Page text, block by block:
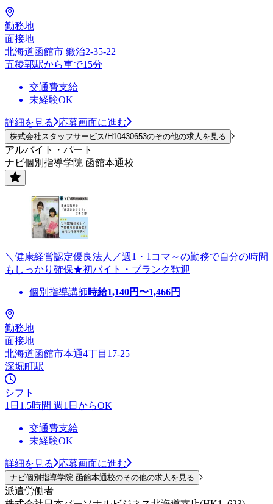
勤務地
面接地
北海道函館市 鍛治2-35-22
五稜郭駅から車で15分
交通費支給
未経験OK
詳細を見る 応募画面に進む
株式会社スタッフサービス/H10430653のその他の求人を見る
アルバイト・パート
ナビ個別指導学院 函館本通校
＼健康経営認定優良法人／週1・1コマ～の勤務で自分の時間
もしっかり確保★初バイト・ブランク歓迎
個別指導講師時給1,140円〜1,466円
勤務地
面接地
北海道函館市本通4丁目17-25
深堀町駅
シフト
1日1.5時間 週1日からOK
交通費支給
未経験OK
詳細を見る 応募画面に進む
ナビ個別指導学院 函館本通校のその他の求人を見る
派遣労働者